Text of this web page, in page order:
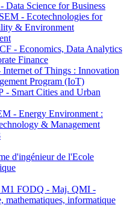
Data Science for Business
- Ecotechnologies for
& Environment
- Economics, Data Analytics
Finance
of Things : Innovation
Program (IoT)
- Smart Cities and Urban
- Energy Environment :
& Management
d'ingénieur de l'Ecole
FODQ - Maj. QMI -
mathematiques, informatique